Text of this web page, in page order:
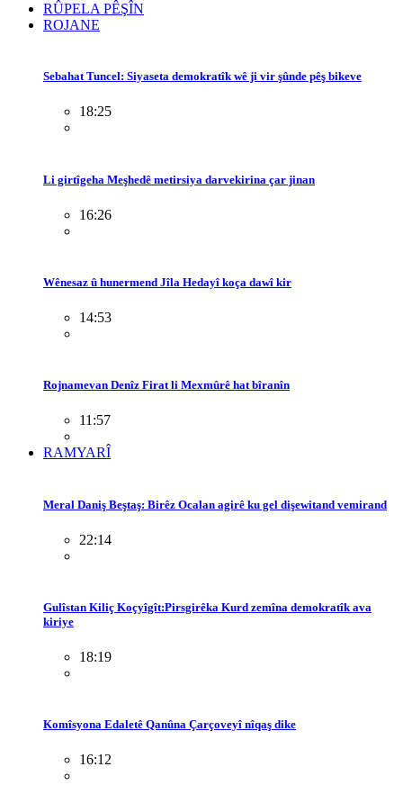
RÛPELA PÊŞÎN
ROJANE
Sebahat Tuncel: Siyaseta demokratîk wê ji vir şûnde pêş bikeve
18:25
Li girtîgeha Meşhedê metirsiya darvekirina çar jinan
16:26
Wênesaz û hunermend Jîla Hedayî koça dawî kir
14:53
Rojnamevan Denîz Firat li Mexmûrê hat bîranîn
11:57
RAMYARÎ
Meral Daniş Beştaş: Birêz Ocalan agirê ku gel dişewitand vemirand
22:14
Gulîstan Kiliç Koçyîgît:Pirsgirêka Kurd zemîna demokratîk ava
kiriye
18:19
Komîsyona Edaletê Qanûna Çarçoveyî nîqaş dike
16:12